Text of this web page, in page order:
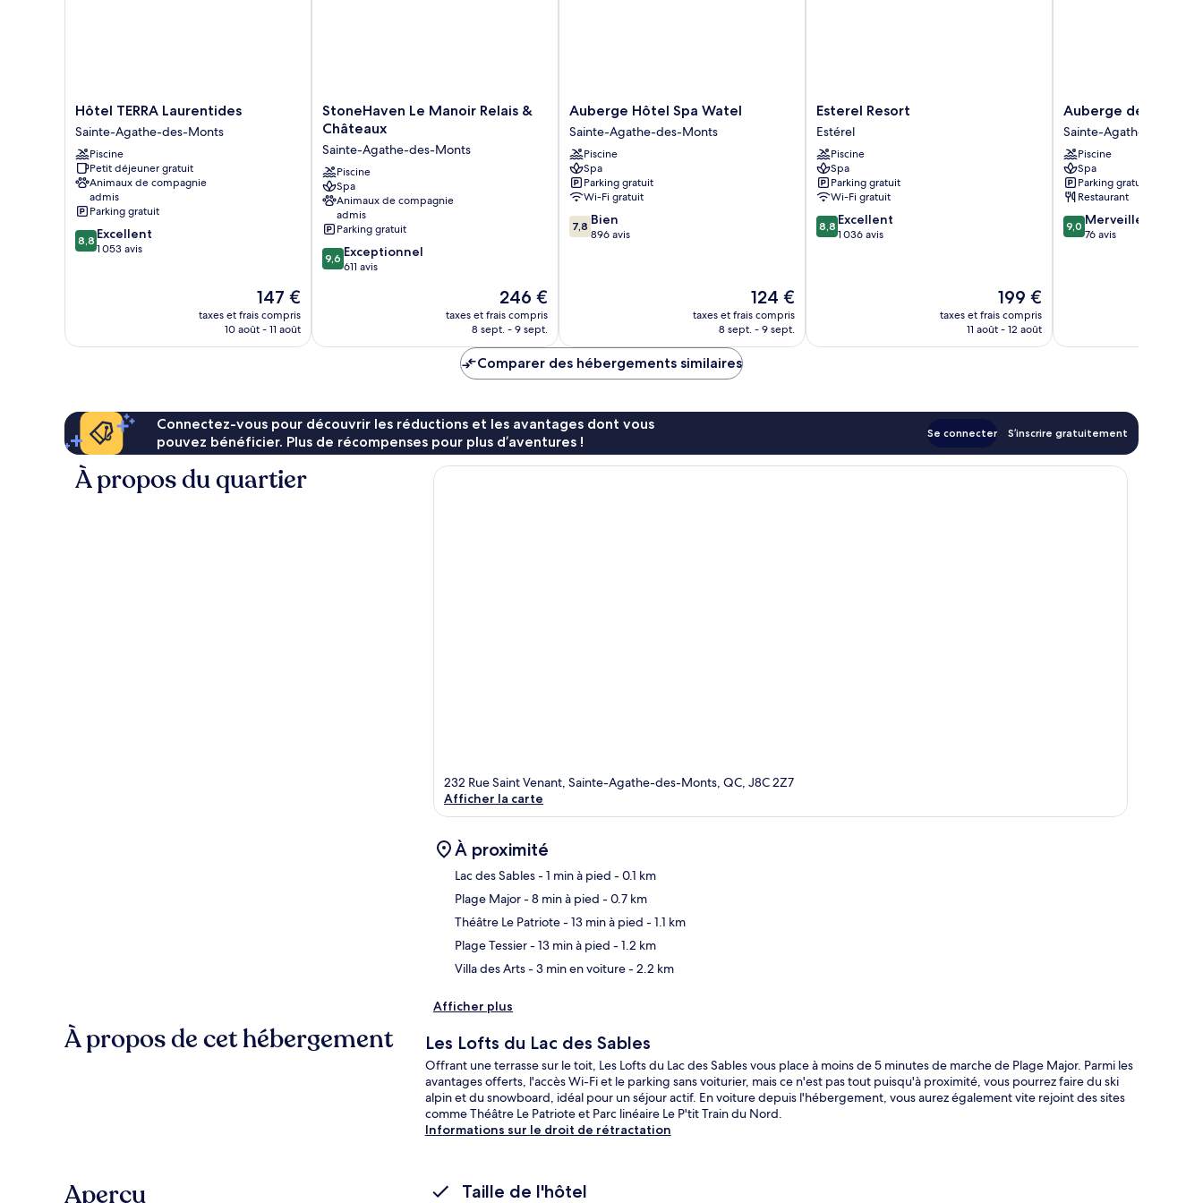
lac
lac
Hôtel
TERRA
Laurentides
Sainte-
Agathe-
des-
Monts
Hôtel TERRA Laurentides
Sainte-Agathe-des-Monts
Piscine
Petit déjeuner gratuit
Animaux de compagnie
admis
Parking gratuit
8.8
sur
8,8 Excellent
1 053 avis
Le
nouveau
prix
147 €
taxes et frais compris
10 août - 11 août
StoneHaven
Le
Relais
&
Châteaux
Sainte-
Agathe-
des-
Monts
StoneHaven Le Manoir Relais &
Châteaux
Sainte-Agathe-des-Monts
Piscine
Spa
Animaux de compagnie
admis
Parking gratuit
9.6
sur
9,6 Exceptionnel
611 avis
Le
nouveau
prix
de
246 €
246 €
taxes et frais compris
8 sept. - 9 sept.
Auberge
Hôtel
Spa
Watel
Sainte-
Agathe-
des-
Monts
Auberge Hôtel Spa Watel
Sainte-Agathe-des-Monts
Piscine
Spa
Parking gratuit
Wi-Fi gratuit
7.8
sur
7,8 Bien
896 avis
Le
nouveau
prix
124 €
taxes et frais compris
8 sept. - 9 sept.
Esterel
Resort
Estérel
Esterel Resort
Estérel
Piscine
Spa
Parking gratuit
Wi-Fi gratuit
8.8
sur
8,8 Excellent
1 036 avis
Le
nouveau
prix
199 €
taxes et frais compris
11 août - 12 août
Auberge
de
La
Tour
du
Lac
Sainte-
Agathe-
des-
Auberge de La Tour
Sainte-Agathe-des-
Piscine
Spa
Parking gratuit
Restaurant
9.0
sur
9,0 Merveilleux
76 avis
Comparer des hébergements similaires
Connectez-vous pour découvrir les réductions et les avantages dont vous
pouvez bénéficier. Plus de récompenses pour plus d’aventures !
Se connecter S’inscrire gratuitement
À propos du quartier
232 Rue Saint Venant, Sainte-Agathe-des-Monts, QC, J8C 2Z7
Afficher la carte
À proximité
Lac des Sables- 1 min à pied - 0.1 km
Plage Major- 8 min à pied - 0.7 km
Théâtre Le Patriote- 13 min à pied - 1.1 km
Plage Tessier- 13 min à pied - 1.2 km
Villa des Arts- 3 min en voiture- 2.2 km
Afficher plus
À propos de cet hébergement Les Lofts du Lac des Sables
Offrant une terrasse sur le toit, Les Lofts du Lac des Sables vous place à moins de 5 minutes de marche de Plage Major. Parmi les
avantages offerts, l'accès Wi-Fi et le parking sans voiturier, mais ce n'est pas tout puisqu'à proximité, vous pourrez faire du ski
alpin et du snowboard, idéal pour un séjour actif. En voiture depuis l'hébergement, vous aurez également vite rejoint des sites
comme Théâtre Le Patriote et Parc linéaire Le P'tit Train du Nord.
Informations sur le droit de rétractation
Aperçu Taille de l'hôtel